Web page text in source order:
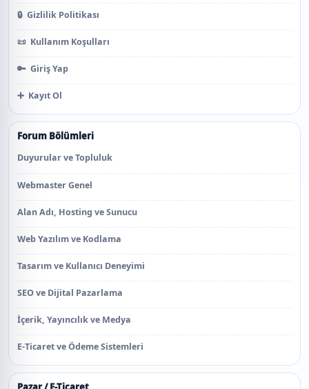
🔒 Gizlilik Politikası
📜 Kullanım Koşulları
🔑 Giriş Yap
➕ Kayıt Ol
Forum Bölümleri
Duyurular ve Topluluk
Webmaster Genel
Alan Adı, Hosting ve Sunucu
Web Yazılım ve Kodlama
Tasarım ve Kullanıcı Deneyimi
SEO ve Dijital Pazarlama
İçerik, Yayıncılık ve Medya
E-Ticaret ve Ödeme Sistemleri